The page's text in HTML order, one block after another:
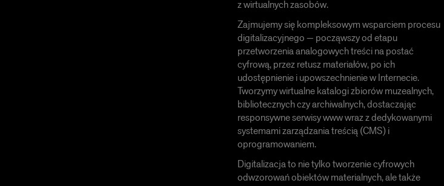
z wirtualnych zasobów.
Zajmujemy się kompleksowym wsparciem procesu
digitalizacyjnego — począwszy od etapu
przetworzenia analogowych treści na postać
cyfrową, przez retusz materiałów, po ich
udostępnienie i upowszechnienie w Internecie.
Tworzymy wirtualne katalogi zbiorów muzealnych,
bibliotecznych czy archiwalnych, dostaczając
responsywne serwisy www wraz z dedykowanymi
systemami zarządzania treścią (CMS) i
oprogramowaniem.
Digitalizacja to nie tylko tworzenie cyfrowych
odwzorowań obiektów materialnych, ale także